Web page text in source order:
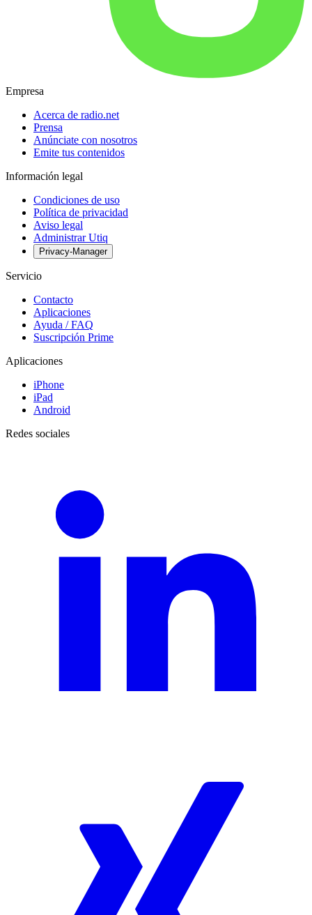
Empresa
Acerca de radio.net
Prensa
Anúnciate con nosotros
Emite tus contenidos
Información legal
Condiciones de uso
Política de privacidad
Aviso legal
Administrar Utiq
Privacy-Manager
Servicio
Contacto
Aplicaciones
Ayuda / FAQ
Suscripción Prime
Aplicaciones
iPhone
iPad
Android
Redes sociales